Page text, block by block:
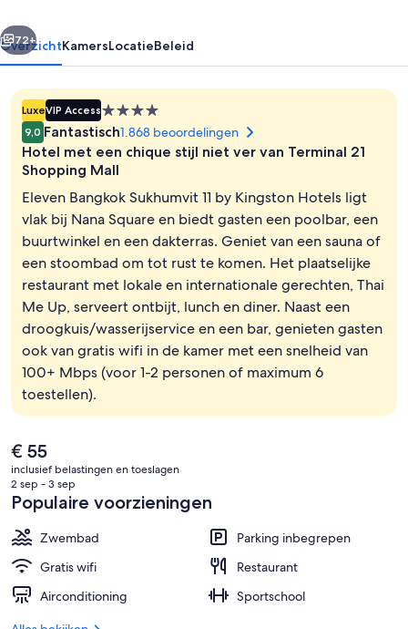
Hotels
Een buitenzwembad en parasols bij
Volgende
72+
OverzichtKamersLocatieBeleid
LuxeVIP Access4.0-
sterrenaccommodatie
9,0 Fantastisch1.868 beoordelingen
Hotel met een chique stijl niet ver van Terminal 21
Shopping Mall
Eleven Bangkok Sukhumvit 11 by Kingston Hotels ligt
vlak bij Nana Square en biedt gasten een poolbar, een
buurtwinkel en een dakterras. Geniet van een sauna of
een stoombad om tot rust te komen. Het plaatselijke
restaurant met lokale en internationale gerechten, Thai
Me Up, serveert ontbijt, lunch en diner. Naast een
droogkuis/wasserijservice en een bar, genieten gasten
ook van gratis wifi in de kamer met een snelheid van
100+ Mbps (voor 1-2 personen of maximum 6
toestellen).
De
huidige
prijs
is
€ 55
€ 55
inclusief belastingen en toeslagen
2 sep - 3 sep
Populaire voorzieningen
Zwembad
Parking inbegrepen
Gratis wifi
Restaurant
Airconditioning
Sportschool